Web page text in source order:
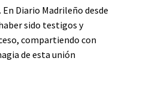
Diario Madrileño desde
sido testigos y
compartiendo con
de esta unión